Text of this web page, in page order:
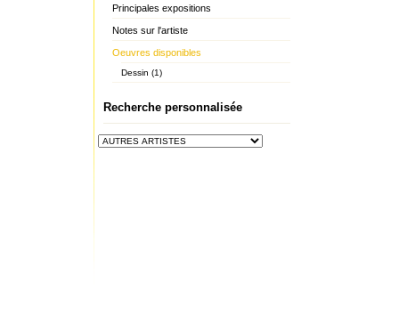
Principales expositions
Notes sur l'artiste
Oeuvres disponibles
Dessin (1)
Recherche personnalisée